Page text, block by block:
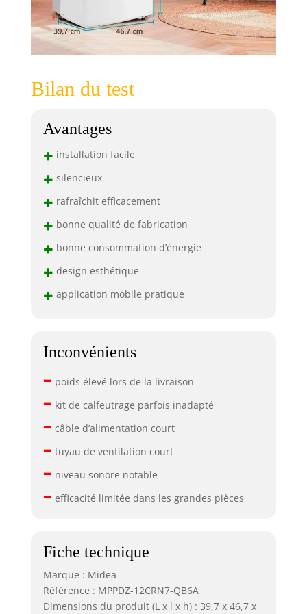
Bilan du test
Avantages
+ installation facile
+ silencieux
+ rafraîchit efficacement
+ bonne qualité de fabrication
+ bonne consommation d’énergie
+ design esthétique
+ application mobile pratique
Inconvénients
– poids élevé lors de la livraison
– kit de calfeutrage parfois inadapté
– câble d’alimentation court
– tuyau de ventilation court
– niveau sonore notable
– efficacité limitée dans les grandes pièces
Fiche technique
Marque : Midea
Référence : MPPDZ-12CRN7-QB6A
Dimensions du produit (L x l x h) : 39,7 x 46,7 x